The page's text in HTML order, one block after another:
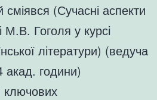
(Сучасні аспекти
М.В. Гоголя у курсі
літератури) (ведуча
акад. години)